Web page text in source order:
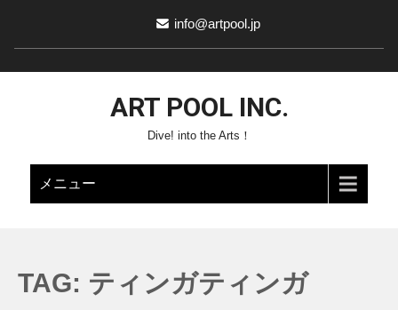
info@artpool.jp
ART POOL INC.
Dive! into the Arts！
メニュー
TAG: ティンガティンガ